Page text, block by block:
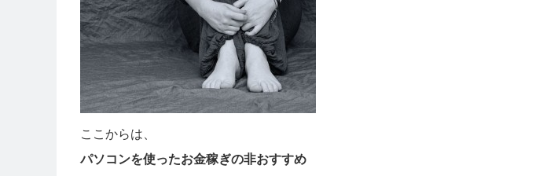
ここからは、
パソコンを使ったお金稼ぎの非おすすめ